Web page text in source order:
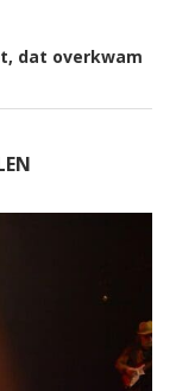
dat overkwam